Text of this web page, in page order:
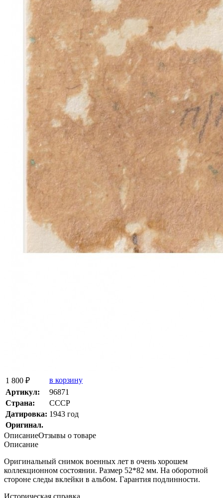
1 800 ₽
в корзину
Артикул:
96871
Страна:
СССР
Датировка: 1943 год
Оригинал.
ОписаниеОтзывы о товаре
Описание
Оригинальный снимок военных лет в очень хорошем
коллекционном состоянии. Размер 52*82 мм. На оборотной
стороне следы вклейки в альбом. Гарантия подлинности.